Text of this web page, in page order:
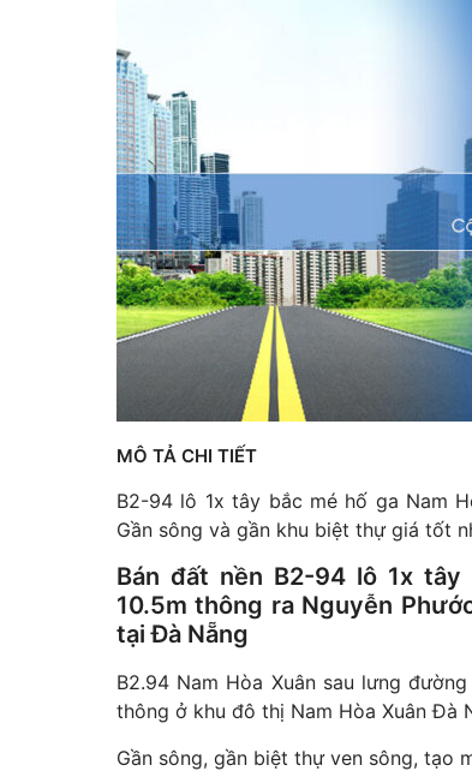
MÔ TẢ CHI TIẾT
B2-94 lô 1x tây bắc mé hố ga Nam
Gần sông và gần khu biệt thự giá tốt
Bán đất nền B2-94 lô 1x
10.5m thông ra Nguyễn
tại Đà Nẵng
B2.94 Nam Hòa Xuân sau lưng
thông ở khu đô thị Nam Hòa Xuân Đà
Gần sông, gần biệt thự ven sông, tạo